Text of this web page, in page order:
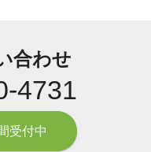
合わせ
4731
受付中